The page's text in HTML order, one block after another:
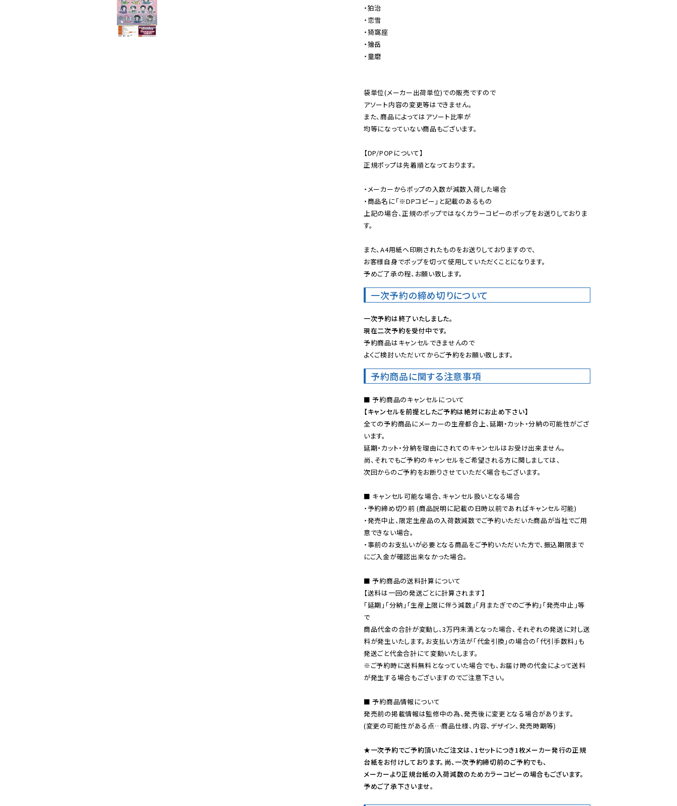
・狛治
・恋雪
・猗窩座
・獪岳
・童磨
袋単位(メーカー出荷単位)での販売ですので
アソート内容の変更等はできません。
また、商品によってはアソート比率が
均等になっていない商品もございます。
【DP/POPについて】
正規ポップは先着順となっております。
・メーカーからポップの入数が減数入荷した場合
・商品名に「※DPコピー」と記載のあるもの
上記の場合、正規のポップではなくカラーコピーのポップをお送りしておりま
す。
また、A4用紙へ印刷されたものをお送りしておりますので、
お客様自身でポップを切って使用していただくことになります。
予めご了承の程、お願い致します。
一次予約の締め切りについて
一次予約は終了いたしました。
現在二次予約を受付中です。
予約商品はキャンセルできませんので
よくご検討いただいてからご予約をお願い致します。
予約商品に関する注意事項
【キャンセルを前提としたご予約は絶対にお止め下さい】
全ての予約商品にメーカーの生産都合上、延期・カット・分納の可能性がござ
います。
延期・カット・分納を理由にされてのキャンセルはお受け出来ません。
尚、それでもご予約のキャンセルをご希望される方に関しましては、
次回からのご予約をお断りさせていただく場合もございます。
■ キャンセル可能な場合、キャンセル扱いとなる場合
・予約締め切り前 (商品説明に記載の日時以前であればキャンセル可能)
・発売中止、限定生産品の入荷数減数でご予約いただいた商品が当社でご用
意できない場合。
・事前のお支払いが必要となる商品をご予約いただいた方で、振込期限まで
にご入金が確認出来なかった場合。
■ 予約商品の送料計算について
【送料は一回の発送ごとに計算されます】
「延期」「分納」「生産上限に伴う減数」「月またぎでのご予約」「発売中止」等
で
商品代金の合計が変動し、3万円未満となった場合、それぞれの発送に対し送
料が発生いたします。お支払い方法が「代金引換」の場合の「代引手数料」も
※ご予約時に送料無料となっていた場合でも、お届け時の代金によって送料
が発生する場合もございますのでご注意下さい。
■ 予約商品情報について
発売前の掲載情報は監修中の為、発売後に変更となる場合があります。
(変更の可能性がある点…商品仕様、内容、デザイン、発売時期等)
★一次予約でご予約頂いたご注文は、1セットにつき1枚メーカー発行の正規
台紙をお付けしております。尚、一次予約締切前のご予約でも、
メーカーより正規台紙の入荷減数のためカラーコピーの場合もございます。
予めご了承下さいませ。